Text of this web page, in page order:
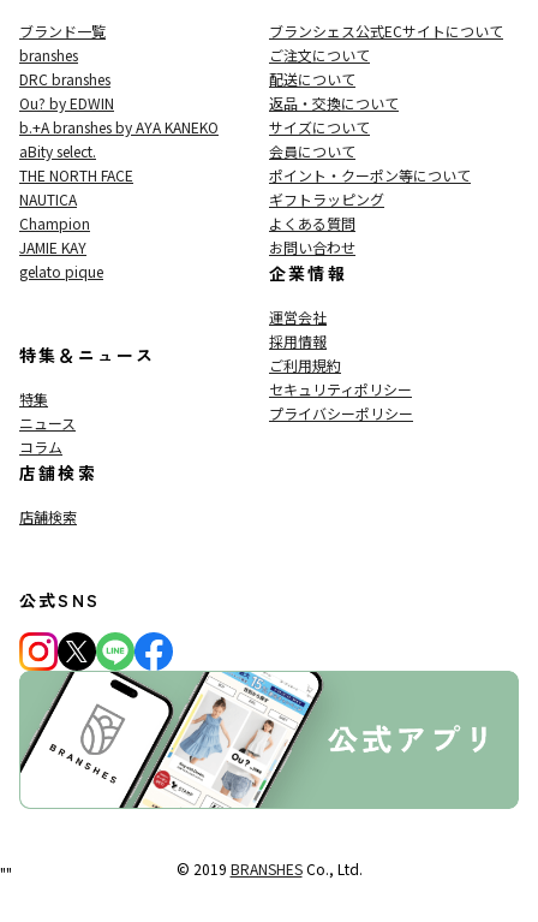
ブランド一覧
branshes
DRC branshes
Ou? by EDWIN
b.+A branshes by AYA KANEKO
aBity select.
THE NORTH FACE
NAUTICA
Champion
JAMIE KAY
gelato pique
特集＆ニュース
特集
ニュース
コラム
店舗検索
店舗検索
ブランシェス公式ECサイトについて
ご注文について
配送について
返品・交換について
サイズについて
会員について
ポイント・クーポン等について
ギフトラッピング
よくある質問
お問い合わせ
企業情報
運営会社
採用情報
ご利用規約
セキュリティポリシー
プライバシーポリシー
公式SNS
© 2019 BRANSHESCo., Ltd.
""